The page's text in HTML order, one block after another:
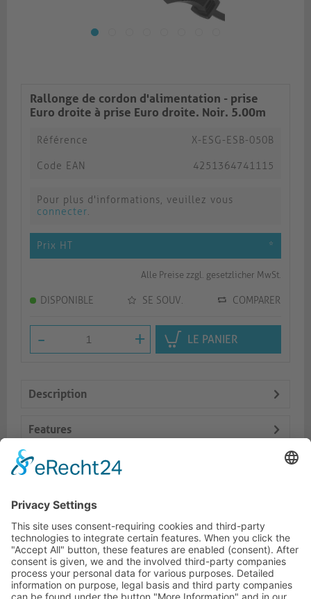
Rallonge de cordon d'alimentation - prise
Euro droite à prise Euro droite. Noir. 5.00m
Référence X-ESG-ESB-050B
Code EAN 4251364741115
Pour plus d'informations, veuillez vous
connecter.
Prix HT *
Alle Preise zzgl. gesetzlicher MwSt.
DISPONIBLE SE SOUV. COMPARER
- + LE PANIER
Description
Features
Logistics
Prod. similaires
HOTLINE ASSISTANCE